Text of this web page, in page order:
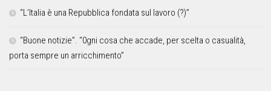
“L’Italia è una Repubblica fondata sul lavoro (?)”
“Buone notizie”. “0gni cosa che accade, per scelta o casualità,
porta sempre un arricchimento”